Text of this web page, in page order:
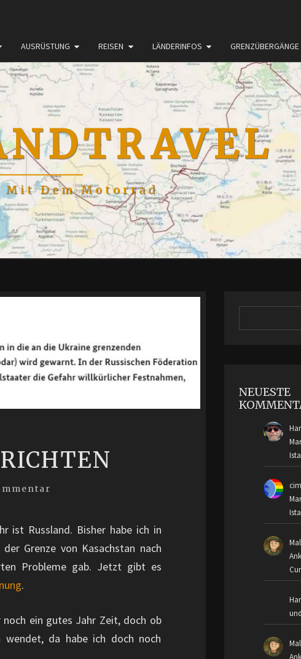
AUSRÜSTUNG REISEN LÄNDERINFOS GRENZÜBERGÄNGE
Mit Dem Motorrad
ist Russland. Bisher habe ich in
Grenze von Kasachstan nach
Probleme gab. Jetzt gibt es
.
ein gutes Jahr Zeit, doch ob
da habe ich doch noch
NEUESTE